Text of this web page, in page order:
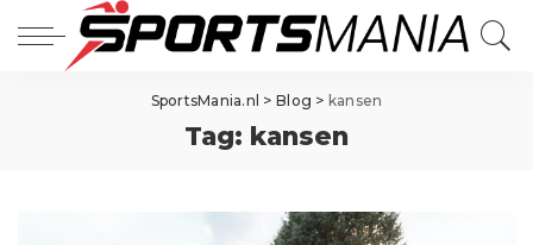
SportsMania.nl > Blog > kansen
Tag: kansen